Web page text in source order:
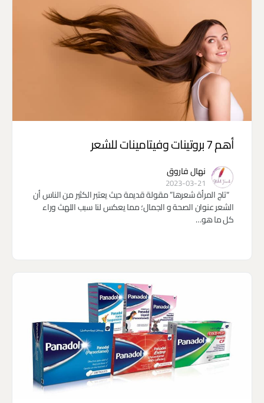
أهم 7 بروتينات وفيتامينات للشعر
نهال فاروق
2023-03-21
“تاج المرأة شعرها” مقولة قديمة حيث يعتبر الكثير من الناس أن
الشعر عنوان الصحة و الجمال؛ مما يعكس لنا سبب اللهث وراء
كل ما هو…